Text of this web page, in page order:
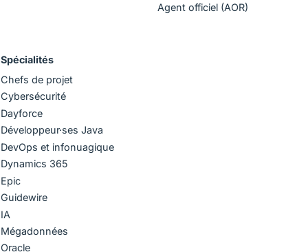
Agent officiel (AOR)
Spécialités
Chefs de projet
Cybersécurité
Dayforce
Développeur·ses Java
DevOps et infonuagique
Dynamics 365
Epic
Guidewire
IA
Mégadonnées
Oracle